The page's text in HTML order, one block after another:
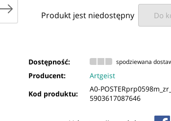
Produkt jest niedostępny Do
Dostępność: spodziewana
Producent:
Artgeist
Kod produktu:
A0-
5903617087646